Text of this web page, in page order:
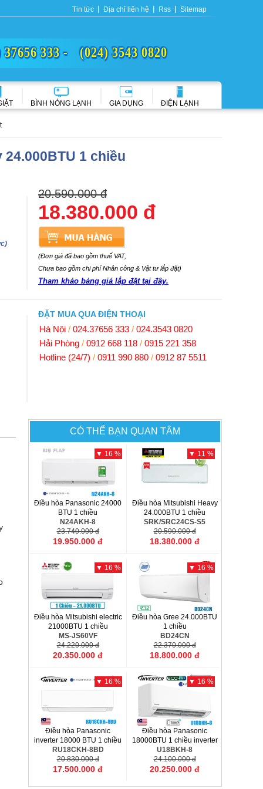
Tin tức Địa chỉ liên hệ Rss Sitemap
37656 333 - (024) 3543 0820
BÌNH NÓNG LẠNH GIA DỤNG ĐIỆN LẠNH
1 chiều
20.590.000 đ
18.380.000 đ
(Đơn giá đã bao gồm thuế VAT,
Chưa bao gồm chi phí Nhân công & Vật tư lắp đặt)
Tham khảo bảng giá lắp đặt tại đây.
ĐẶT MUA QUA ĐIỆN THOẠI
Hà Nội / 024.37656 333 / 024.3543 0820
Hải Phòng / 0912 668 118 / 0915 221 358
Hotline (24/7) / 0911 990 880 / 0912 87 5511
CÓ THỂ BẠN QUAN TÂM
▼ 16 %
Điều hòa Panasonic 24000
BTU 1 chiều
N24AKH-8
23.740.000 đ
19.950.000 đ
▼ 11 %
Điều hòa Mitsubishi Heavy
24.000BTU 1 chiều
SRK/SRC24CS-S5
20.590.000 đ
18.380.000 đ
▼ 16 %
Điều hòa Mitsubishi electric
21000BTU 1 chiều
MS-JS60VF
24.220.000 đ
20.350.000 đ
▼ 16 %
Điều hòa Gree 24.000BTU
1 chiều
BD24CN
22.370.000 đ
18.800.000 đ
▼ 16 %
Điều hòa Panasonic
inverter 18000 BTU 1 chiều
RU18CKH-8BD
20.830.000 đ
17.500.000 đ
▼ 16 %
Điều hòa Panasonic
18000BTU 1 chiều inverter
U18BKH-8
24.100.000 đ
20.250.000 đ